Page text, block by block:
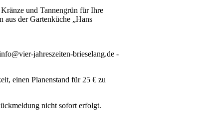
und Tannengrün für Ihre
aus der Gartenküche „Hans
jahreszeiten-brieselang.de -
einen Planenstand für 25 € zu
nicht sofort erfolgt.